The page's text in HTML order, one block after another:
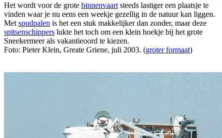
Het wordt voor de grote binnenvaart steeds lastiger een plaatsje te
vinden waar je nu eens een weekje gezellig in de natuur kan liggen.
Met spudpalen is het een stuk makkelijker dan zonder, maar deze
spitsenschippers lukte het toch om een klein hoekje bij het grote
Sneekermeer als vakantieoord te kiezen.
Foto: Pieter Klein, Greate Griene, juli 2003. (groter formaat)